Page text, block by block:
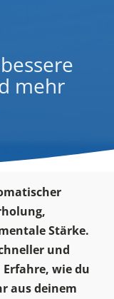
mehr
Stärke.
und
wie du
aus deinem